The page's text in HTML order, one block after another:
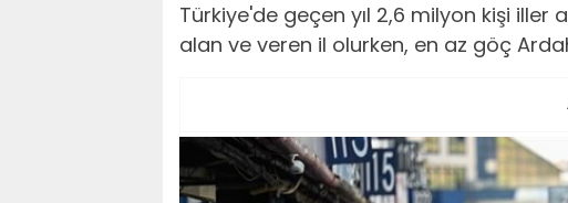
Türkiye'de geçen yıl 2,6 milyon kişi
alan ve veren il olurken, en az göç